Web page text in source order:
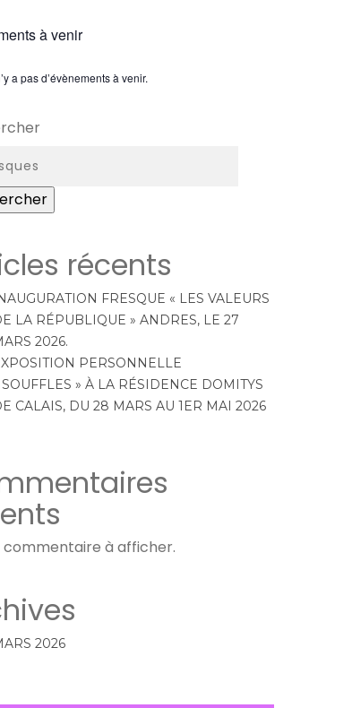
à venir
a pas d’évènements à venir.
récents
FRESQUE « LES VALEURS
LA RÉPUBLIQUE » ANDRES, LE 27
2026.
PERSONNELLE
SOUFFLES » À LA RÉSIDENCE DOMITYS
CALAIS, DU 28 MARS AU 1ER MAI 2026
commentaire à afficher.
2026